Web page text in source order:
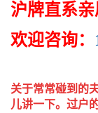
沪牌直系
欢迎咨询：
关于常常碰到的
儿讲一下。过户